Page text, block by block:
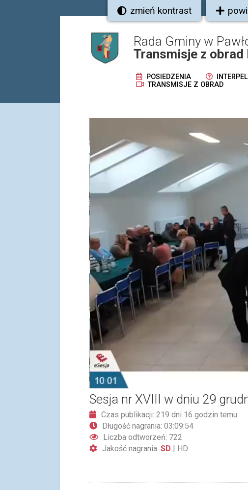
zmień kontrast
Rada Gminy w
Transmisje z obrad
POSIEDZENIA
TRANSMISJE Z OBRAD
Sesja nr XVIII w dniu 29
Czas publikacji: 219 dni 16 godzin temu
Długość nagrania: 03:09:54
Liczba odtworzeń: 722
Jakość nagrania: SD HD